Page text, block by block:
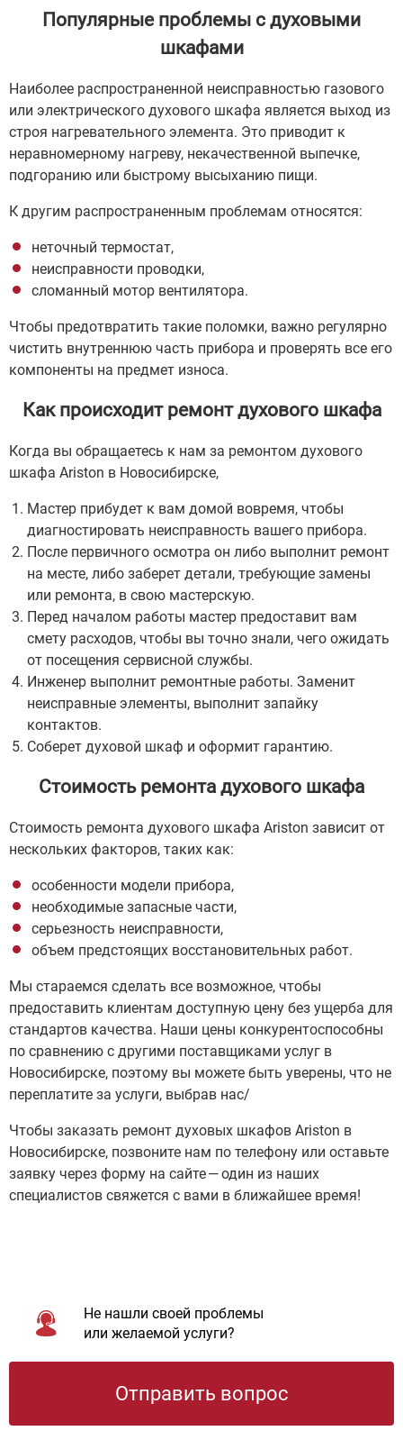
Популярные проблемы с духовыми
шкафами
Наиболее распространенной неисправностью газового
или электрического духового шкафа является выход из
строя нагревательного элемента. Это приводит к
неравномерному нагреву, некачественной выпечке,
подгоранию или быстрому высыханию пищи.
К другим распространенным проблемам относятся:
неточный термостат,
неисправности проводки,
сломанный мотор вентилятора.
Чтобы предотвратить такие поломки, важно регулярно
чистить внутреннюю часть прибора и проверять все его
компоненты на предмет износа.
Как происходит ремонт духового шкафа
Когда вы обращаетесь к нам за ремонтом духового
шкафа Ariston в Новосибирске,
Мастер прибудет к вам домой вовремя, чтобы
диагностировать неисправность вашего прибора.
После первичного осмотра он либо выполнит ремонт
на месте, либо заберет детали, требующие замены
или ремонта, в свою мастерскую.
Перед началом работы мастер предоставит вам
смету расходов, чтобы вы точно знали, чего ожидать
от посещения сервисной службы.
Инженер выполнит ремонтные работы. Заменит
неисправные элементы, выполнит запайку
контактов.
Соберет духовой шкаф и оформит гарантию.
Стоимость ремонта духового шкафа
Стоимость ремонта духового шкафа Ariston зависит от
нескольких факторов, таких как:
особенности модели прибора,
необходимые запасные части,
серьезность неисправности,
объем предстоящих восстановительных работ.
Мы стараемся сделать все возможное, чтобы
предоставить клиентам доступную цену без ущерба для
стандартов качества. Наши цены конкурентоспособны
по сравнению с другими поставщиками услуг в
Новосибирске, поэтому вы можете быть уверены, что не
переплатите за услуги, выбрав нас/
Чтобы заказать ремонт духовых шкафов Ariston в
Новосибирске, позвоните нам по телефону или оставьте
заявку через форму на сайте — один из наших
специалистов свяжется с вами в ближайшее время!
Не нашли своей проблемы
или желаемой услуги?
Отправить вопрос